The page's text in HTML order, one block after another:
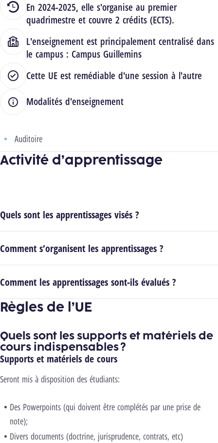
En 2024-2025, elle s'organise au premier
quadrimestre et couvre 2 crédits (ECTS).
L'enseignement est principalement centralisé dans
le campus : Campus Guillemins
Cette UE est remédiable d'une session à l'autre
Modalités d'enseignement
Auditoire
Activité d’apprentissage
Quels sont les apprentissages visés ?
Comment s’organisent les apprentissages ?
Comment les apprentissages sont-ils évalués ?
Règles de l’UE
Quels sont les supports et matériels de
cours indispensables ?
Supports et matériels de cours
Seront mis à disposition des étudiants:
Des Powerpoints (qui doivent être complétés par une prise de
note);
Divers documents (doctrine, jurisprudence, contrats, etc)